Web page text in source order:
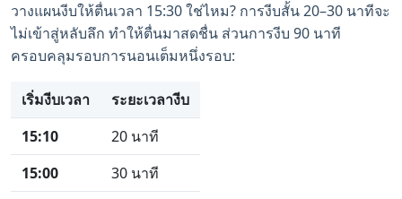
วางแผนงีบให้ตื่นเวลา 15:30 ใช่ไหม? การงีบสั้น 20–30 นาทีจะ
ไม่เข้าสู่หลับลึก ทำให้ตื่นมาสดชื่น ส่วนการงีบ 90 นาที
ครอบคลุมรอบการนอนเต็มหนึ่งรอบ:
เริ่มงีบเวลา
ระยะเวลางีบ
15:10
20 นาที
15:00
30 นาที